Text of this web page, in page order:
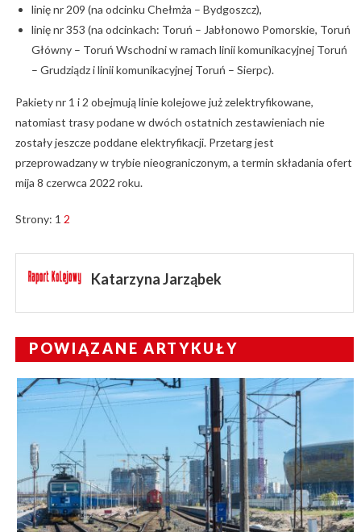
linię nr 209 (na odcinku Chełmża – Bydgoszcz),
linię nr 353 (na odcinkach: Toruń – Jabłonowo Pomorskie, Toruń
Główny – Toruń Wschodni w ramach linii komunikacyjnej Toruń
– Grudziądz i linii komunikacyjnej Toruń – Sierpc).
Pakiety nr 1 i 2 obejmują linie kolejowe już zelektryfikowane,
natomiast trasy podane w dwóch ostatnich zestawieniach nie
zostały jeszcze poddane elektryfikacji. Przetarg jest
przeprowadzany w trybie nieograniczonym, a termin składania ofert
mija 8 czerwca 2022 roku.
Strony: 1 2
Katarzyna Jarząbek
POWIĄZANE ARTYKUŁY